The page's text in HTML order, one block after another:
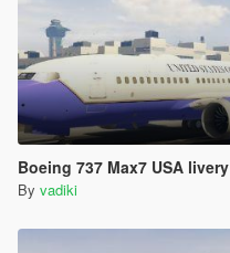
Boeing 737 Max7 USA livery
By vadiki